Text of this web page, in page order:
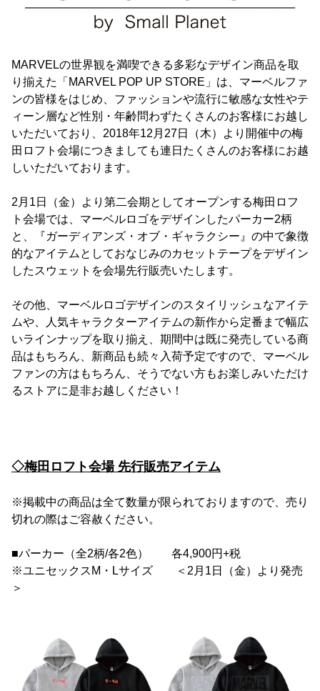
MARVELの世界観を満喫できる多彩なデザイン商品を取
り揃えた「MARVEL POP UP STORE」は、マーベルファ
ンの皆様をはじめ、ファッションや流行に敏感な女性やテ
ィーン層など性別・年齢問わずたくさんのお客様にお越し
いただいており、2018年12月27日（木）より開催中の梅
田ロフト会場につきましても連日たくさんのお客様にお越
しいただいております。
2月1日（金）より第二会期としてオープンする梅田ロフ
ト会場では、マーベルロゴをデザインしたパーカー2柄
と、『ガーディアンズ・オブ・ギャラクシー』の中で象徴
的なアイテムとしておなじみのカセットテープをデザイン
したスウェットを会場先行販売いたします。
その他、マーベルロゴデザインのスタイリッシュなアイテ
ムや、人気キャラクターアイテムの新作から定番まで幅広
いラインナップを取り揃え、期間中は既に発売している商
品はもちろん、新商品も続々入荷予定ですので、マーベル
ファンの方はもちろん、そうでない方もお楽しみいただけ
るストアに是非お越しください！
◇梅田ロフト会場 先行販売アイテム
※掲載中の商品は全て数量が限られておりますので、売り
切れの際はご容赦ください。
■パーカー（全2柄/各2色） 各4,900円+税
※ユニセックスM・Lサイズ ＜2月1日（金）より発売
＞